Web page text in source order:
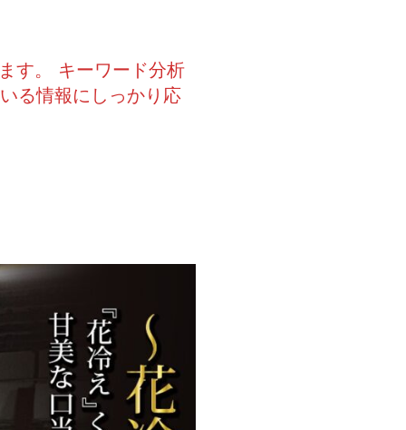
す。 キーワード分析
る情報にしっかり応